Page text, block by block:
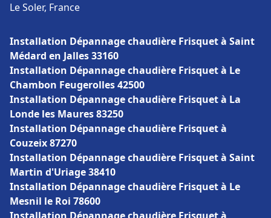
Le Soler, France
Installation Dépannage chaudière Frisquet à Saint
Médard en Jalles 33160
Installation Dépannage chaudière Frisquet à Le
Chambon Feugerolles 42500
Installation Dépannage chaudière Frisquet à La
Londe les Maures 83250
Installation Dépannage chaudière Frisquet à
Couzeix 87270
Installation Dépannage chaudière Frisquet à Saint
Martin d'Uriage 38410
Installation Dépannage chaudière Frisquet à Le
Mesnil le Roi 78600